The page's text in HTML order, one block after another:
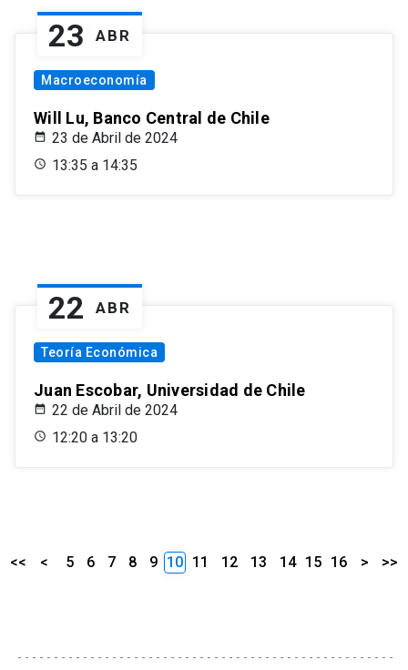
23 ABR
Macroeconomía
Will Lu, Banco Central de Chile
23 de Abril de 2024
13:35 a 14:35
22 ABR
Teoría Económica
Juan Escobar, Universidad de Chile
22 de Abril de 2024
12:20 a 13:20
<< < 5 6 7 8 9 10 11 12 13 14 15 16 > >>